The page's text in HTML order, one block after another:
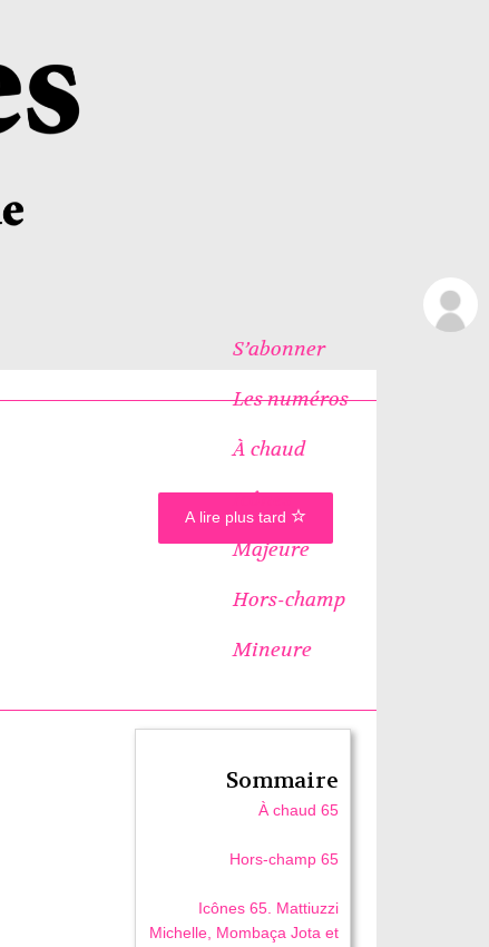
S’abonner
Les numéros
À chaud
Icônes
Majeure
Hors-champ
Mineure
A lire plus tard
Sommaire
À chaud 65
Hors-champ 65
Icônes 65. Mattiuzzi
Michelle, Mombaça Jota et